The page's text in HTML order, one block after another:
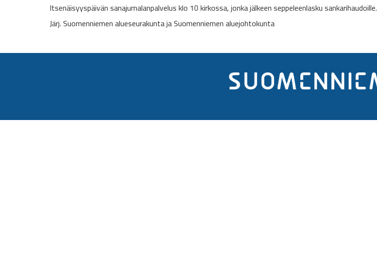
Itsenäisyyspäivän sanajumalanpalvelus klo 10 kirkossa, jonka jälkeen seppeleenlasku sankarihaudoille.
Järj. Suomenniemen alueseurakunta ja Suomenniemen aluejohtokunta